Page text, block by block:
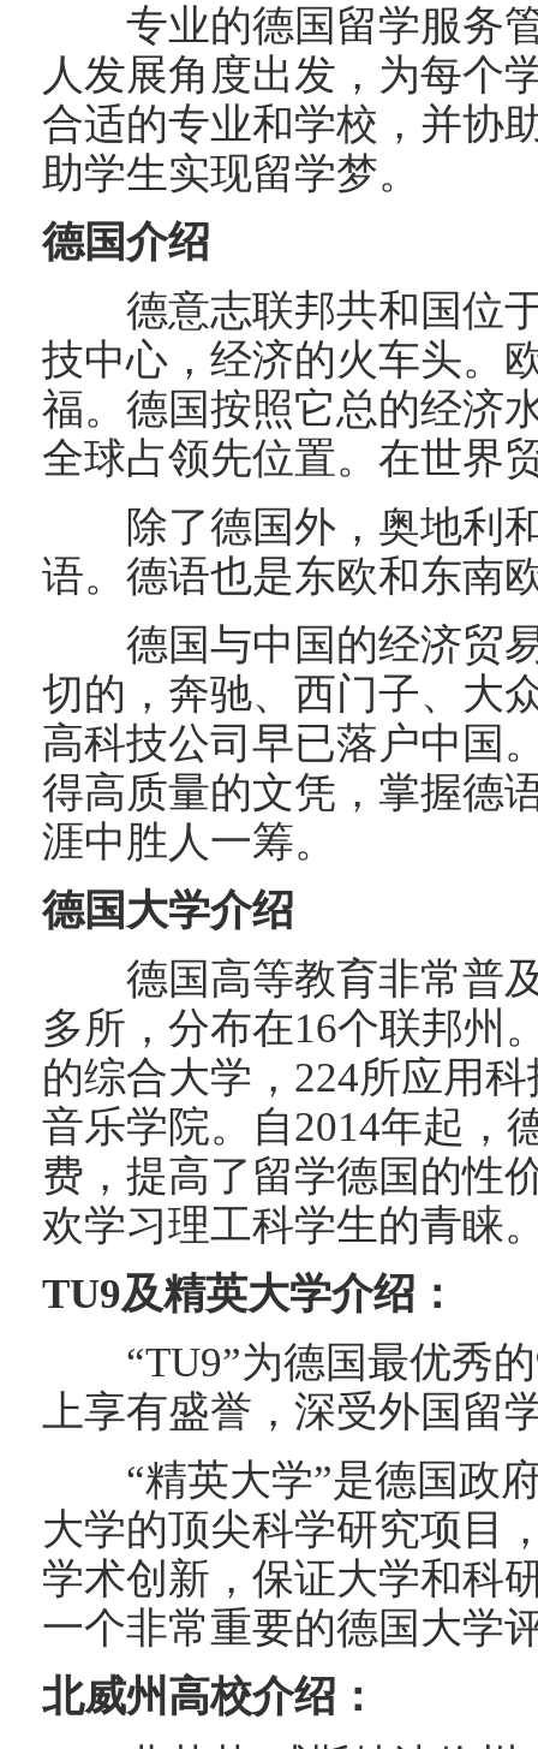
专业的德国留学服务管
人发展角度出发，为每个
合适的专业和学校，并协
助学生实现留学梦。
德国介绍
德意志联邦共和国位于
技中心，经济的火车头。
福。德国按照它总的经济
全球占领先位置。在世界
除了德国外，奥地利和
语。德语也是东欧和东南
德国与中国的经济贸易
切的，奔驰、西门子、大
高科技公司早已落户中国
得高质量的文凭，掌握德
涯中胜人一筹。
德国大学介绍
德国高等教育非常普及
多所，分布在16个联邦州
的综合大学，224所应用
音乐学院。自2014年起，
费，提高了留学德国的性
欢学习理工科学生的青睐
TU9及精英大学介绍：
“TU9”为德国最优秀的
上享有盛誉，深受外国留
“精英大学”是德国政府
大学的顶尖科学研究项目
学术创新，保证大学和科
一个非常重要的德国大学
北威州高校介绍：